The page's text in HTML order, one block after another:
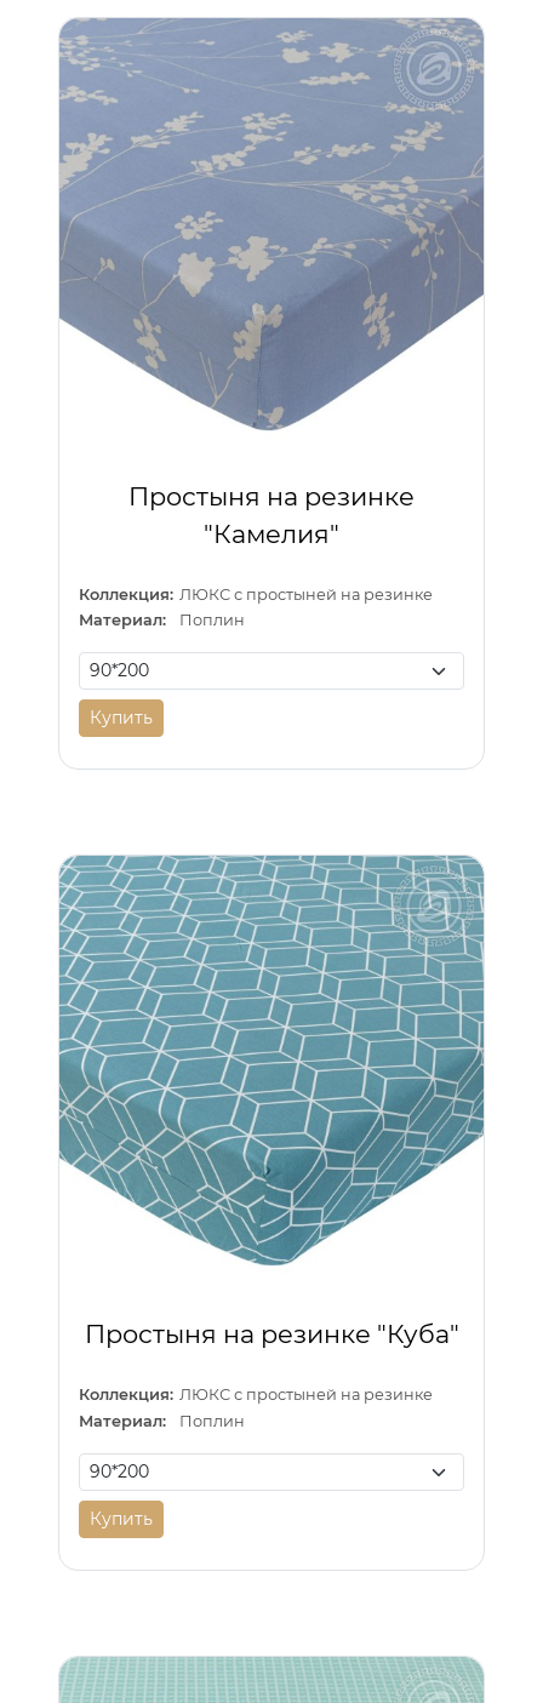
Простыня на резинке
"Камелия"
Коллекция: ЛЮКС с простыней на резинке
Материал:
Поплин
Купить
Простыня на резинке "Куба"
Коллекция: ЛЮКС с простыней на резинке
Материал:
Поплин
Купить